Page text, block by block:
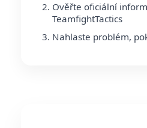
Ověřte oficiální
TeamfightTactics
Nahlaste problém,